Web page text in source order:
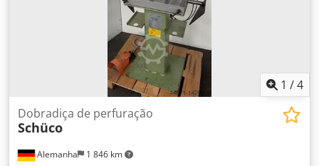
1 /4
Alemanha 1 846 km
Dobradiça de perfuração
Schüco